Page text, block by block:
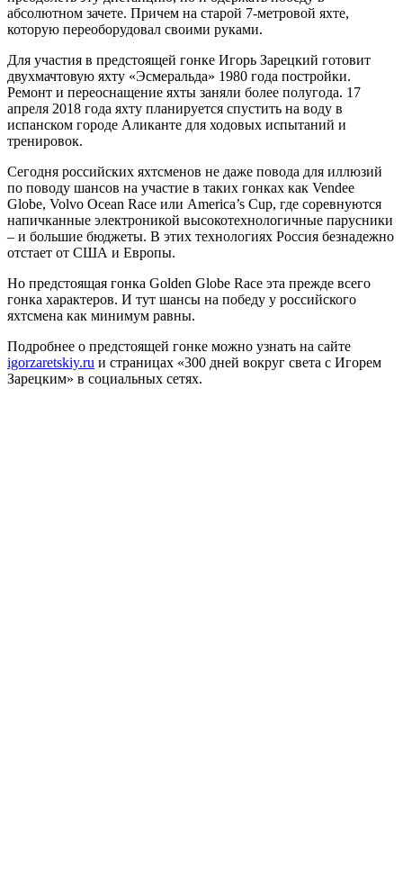
абсолютном зачете. Причем на старой 7-метровой яхте,
которую переоборудовал своими руками.
Для участия в предстоящей гонке Игорь Зарецкий готовит
двухмачтовую яхту «Эсмеральда» 1980 года постройки.
Ремонт и переоснащение яхты заняли более полугода. 17
апреля 2018 года яхту планируется спустить на воду в
испанском городе Аликанте для ходовых испытаний и
тренировок.
Сегодня российских яхтсменов не даже повода для иллюзий
по поводу шансов на участие в таких гонках как Vendee
Globe, Volvo Ocean Race или America’s Cup, где соревнуются
напичканные электроникой высокотехнологичные парусники
– и большие бюджеты. В этих технологиях Россия безнадежно
отстает от США и Европы.
Но предстоящая гонка Golden Globe Race эта прежде всего
гонка характеров. И тут шансы на победу у российского
яхтсмена как минимум равны.
Подробнее о предстоящей гонке можно узнать на сайте
igorzaretskiy.ru и страницах «300 дней вокруг света с Игорем
Зарецким» в социальных сетях.